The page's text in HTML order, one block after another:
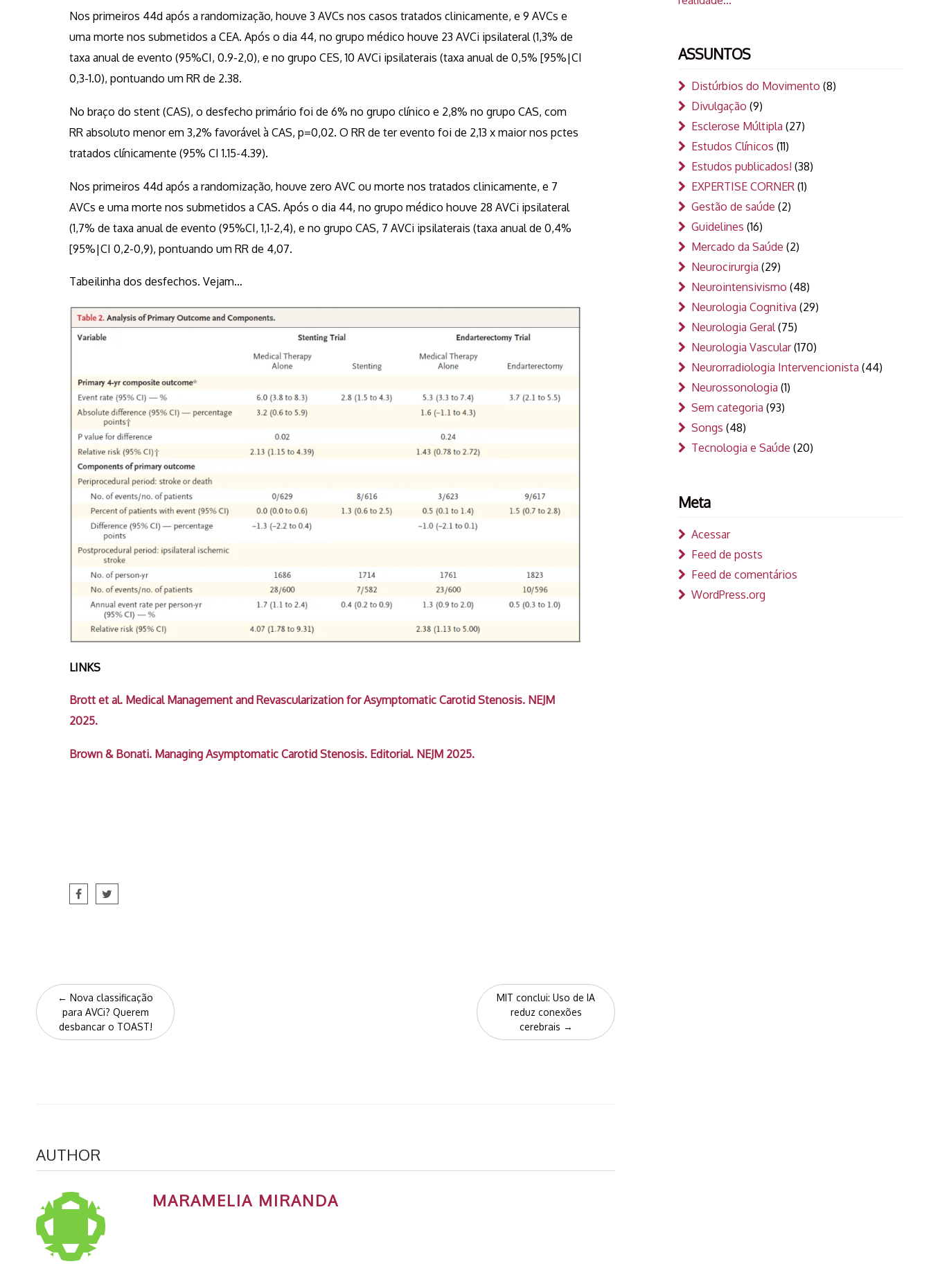
Nos primeiros 44d após a randomização, houve 3 AVCs nos casos tratados clinicamente, e 9 AVCs e
uma morte nos submetidos a CEA. Após o dia 44, no grupo médico houve 23 AVCi ipsilateral (1,3% de
taxa anual de evento (95%CI, 0.9-2,0), e no grupo CES, 10 AVCi ipsilaterais (taxa anual de 0,5% [95%|CI
0,3-1.0), pontuando um RR de 2.38.
No braço do stent (CAS), o desfecho primário foi de 6% no grupo clínico e 2,8% no grupo CAS, com
RR absoluto menor em 3,2% favorável à CAS, p=0,02. O RR de ter evento foi de 2,13 x maior nos pctes
tratados clínicamente (95% CI 1.15-4.39).
Nos primeiros 44d após a randomização, houve zero AVC ou morte nos tratados clinicamente, e 7
AVCs e uma morte nos submetidos a CAS. Após o dia 44, no grupo médico houve 28 AVCi ipsilateral
(1,7% de taxa anual de evento (95%CI, 1,1-2,4), e no grupo CAS, 7 AVCi ipsilaterais (taxa anual de 0,4%
[95%|CI 0,2-0,9), pontuando um RR de 4,07.
Tabeilinha dos desfechos. Vejam…
LINKS
Brott et al. Medical Management and Revascularization for Asymptomatic Carotid Stenosis. NEJM
2025.
Brown & Bonati. Managing Asymptomatic Carotid Stenosis. Editorial. NEJM 2025.
Post
navigation
← Nova classificação
para AVCi? Querem
desbancar o TOAST!
MIT conclui: Uso de IA
reduz conexões
cerebrais →
AUTHOR
MARAMELIA MIRANDA
ASSUNTOS
Distúrbios do Movimento (8)
Divulgação (9)
Esclerose Múltipla (27)
Estudos Clínicos (11)
Estudos publicados! (38)
EXPERTISE CORNER (1)
Gestão de saúde (2)
Guidelines (16)
Mercado da Saúde (2)
Neurocirurgia (29)
Neurointensivismo (48)
Neurologia Cognitiva (29)
Neurologia Geral(75)
Neurologia Vascular(170)
Neurorradiologia Intervencionista (44)
Neurossonologia (1)
Sem categoria (93)
Songs (48)
Tecnologia e Saúde (20)
Meta
Acessar
Feed de posts
Feed de comentários
WordPress.org